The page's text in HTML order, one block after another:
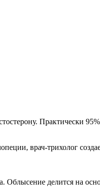
Практически
врач-трихолог
делится на